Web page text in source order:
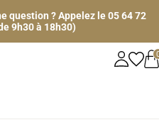
question ? Appelez le 05 64 72
9h30 à 18h30)